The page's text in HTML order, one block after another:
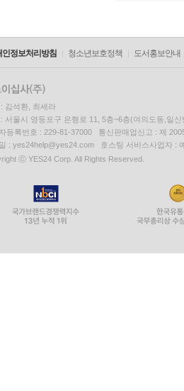
인정보처리방침 청소년보호정책 도서홍보안내
김석환, 최세라
서울시 영등포구 은행로 11, 5층~6층(여의도동,일신
등록번호 : 229-81-37000 통신판매업신고 : 제
: yes24help@yes24.com 호스팅 서비스사업자 :
ⓒ YES24 Corp. All Rights Reserved.